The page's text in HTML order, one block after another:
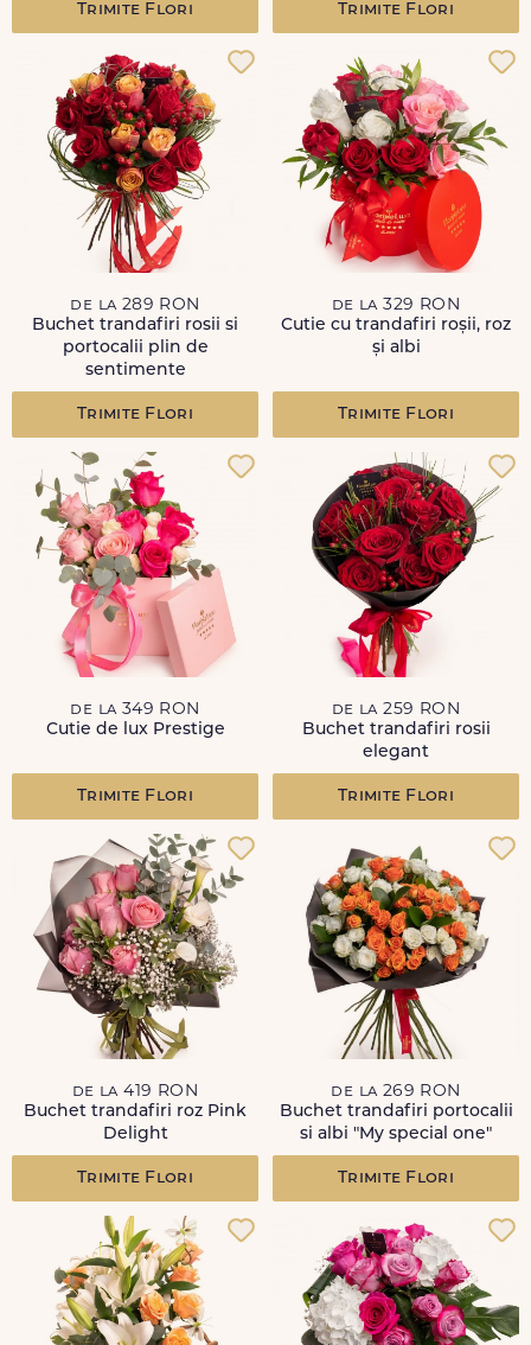
Trimite Flori Trimite Flori
de la 289 RON
Buchet trandafiri rosii si
portocalii plin de
sentimente
Trimite Flori
de la 329 RON
Cutie cu trandafiri roșii, roz
și albi
Trimite Flori
de la 349 RON
Cutie de lux Prestige
Trimite Flori
de la 259 RON
Buchet trandafiri rosii
elegant
Trimite Flori
de la 419 RON
Buchet trandafiri roz Pink
Delight
Trimite Flori
de la 269 RON
Buchet trandafiri portocalii
si albi "My special one"
Trimite Flori